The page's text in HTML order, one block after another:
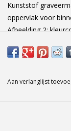
Kunststof
oppervlak voor
Afbeelding 2:
mm x 150 mm x
Aan verlanglijst